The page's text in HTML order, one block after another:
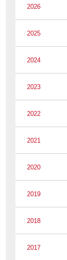
2026
2025
2024
2023
2022
2021
2020
2019
2018
2017